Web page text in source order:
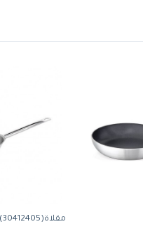
مقلاة(30412405)